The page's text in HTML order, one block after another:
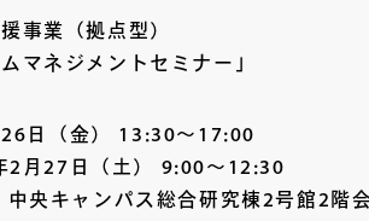
事業（拠点型）
マネジメントセミナー」
日（金） 13:30～17:00
（土） 9:00～12:30
キャンパス総合研究棟2号館2階